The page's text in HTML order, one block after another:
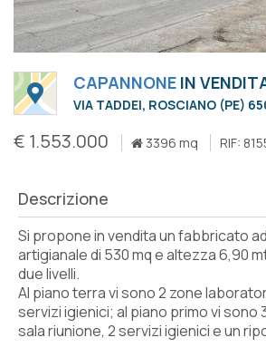
CAPANNONE IN
VIA TADDEI, ROSCIANO (PE)
€ 1.553.000 3396 mq RIF:
Descrizione
Si propone in vendita un fabbricato
artigianale di 530 mq e altezza 6,90
due livelli.
Al piano terra vi sono 2 zone
servizi igienici; al piano primo vi sono
sala riunione, 2 servizi igienici e un